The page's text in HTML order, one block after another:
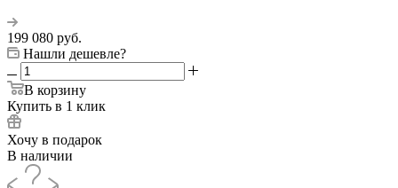
199 080 руб.
Нашли дешевле?
В корзину
Купить в 1 клик
Хочу в подарок
В наличии